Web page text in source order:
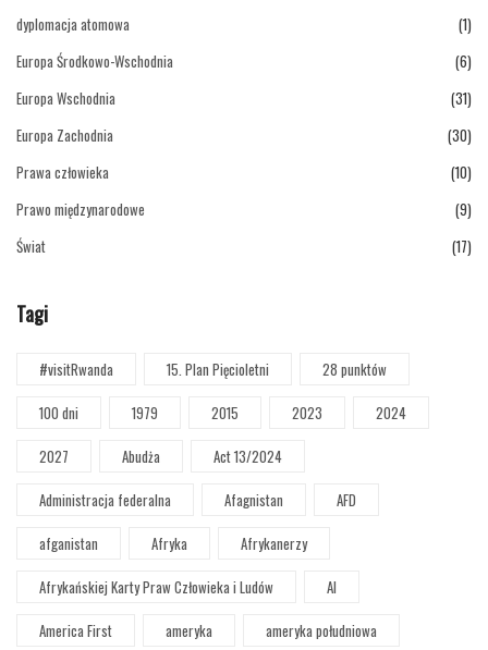
dyplomacja atomowa
(1)
Europa Środkowo-Wschodnia
(6)
Europa Wschodnia
(31)
Europa Zachodnia
(30)
Prawa człowieka
(10)
Prawo międzynarodowe
(9)
Świat
(17)
Tagi
#visitRwanda 15. Plan Pięcioletni
28 punktów
100 dni
1979 2015 2023
2024
2027
Abudża
Act 13/2024
Administracja federalna
Afagnistan
AFD
afganistan
Afryka
Afrykanerzy
Afrykańskiej Karty Praw Człowieka i Ludów
AI
America First
ameryka
ameryka południowa